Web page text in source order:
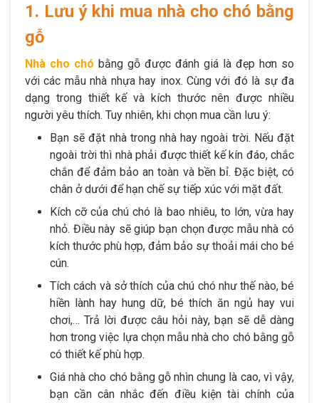
1. Lưu ý khi mua nhà cho chó bằng
gỗ
Nhà cho chó bằng gỗ được đánh giá là đẹp hơn so
với các mẫu nhà nhựa hay inox. Cùng với đó là sự đa
dạng trong thiết kế và kích thước nên được nhiều
người yêu thích. Tuy nhiên, khi chọn mua cần lưu ý:
Bạn sẽ đặt nhà trong nhà hay ngoài trời. Nếu đặt
ngoài trời thì nhà phải được thiết kế kín đáo, chắc
chắn để đảm bảo an toàn và bền bỉ. Đặc biệt, có
chân ở dưới để hạn chế sự tiếp xúc với mặt đất.
Kích cỡ của chú chó là bao nhiêu, to lớn, vừa hay
nhỏ. Điều này sẽ giúp bạn chọn được mẫu nhà có
kích thước phù hợp, đảm bảo sự thoải mái cho bé
cún.
Tích cách và sở thích của chú chó như thế nào, bé
hiền lành hay hung dữ, bé thích ăn ngủ hay vui
chơi,… Trả lời được câu hỏi này, bạn sẽ dễ dàng
hơn trong việc lựa chọn mẫu nhà cho chó bằng gỗ
có thiết kế phù hợp.
Giá nhà cho chó bằng gỗ nhìn chung là cao, vì vậy,
bạn cần cân nhắc đến điều kiện tài chính của